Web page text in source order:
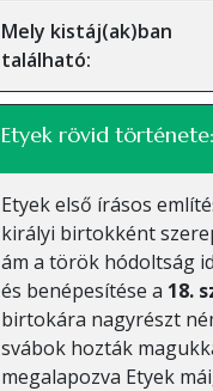
Mely kistáj(ak)ban
található:
Etyek rövid története:
Etyek első írásos
királyi birtokként
ám a török hódoltság
és benépesítése a 18.
birtokára nagyrészt
svábok hozták
megalapozva Etyek